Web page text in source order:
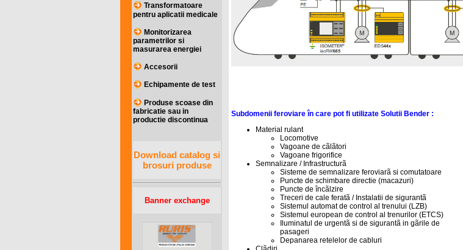
Transformatoare
pentru aplicatii medicale
Monitorizarea
parametrilor si
masurarea energiei
Accesorii
Echipamente de test
Produse scoase din
fabricatie sau in
productie discontinua
Download catalog si
brosuri produse
Banner exchange
Subdomenii feroviare în care pot fi utilizate Solutii Bender :
Material rulant
Locomotive
Vagoane de cãlãtori
Vagoane frigorifice
Semnalizare / Infrastructurã
Sisteme de semnalizare feroviarã si comutatoare
Puncte de schimbare directie (macazuri)
Puncte de încãlzire
Treceri de cale feratã / Instalatii de sigurantã
Sistemul automat de control al trenului (LZB)
Sistemul european de control al trenurilor (ETCS)
Iluminatul de urgentã si de sigurantã in gãrile de
pasageri
Depanarea retelelor de cabluri